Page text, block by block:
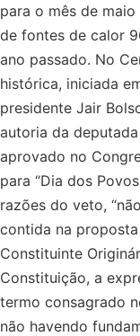
para o mês de
de fontes de calor
ano passado. No
histórica, iniciada
presidente Jair
autoria da deputada
aprovado no
para “Dia dos
razões do veto,
contida na
Constituinte
Constituição, a
termo consagrado
não havendo